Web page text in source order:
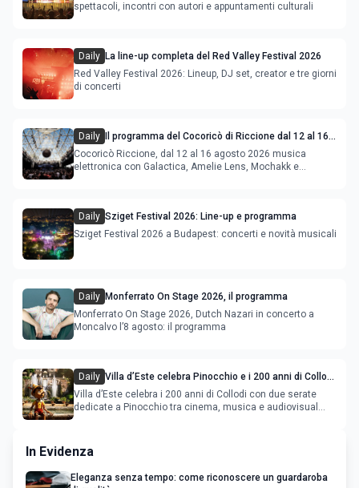
spettacoli, incontri con autori e appuntamenti culturali
Daily La line-up completa del Red Valley Festival 2026
Red Valley Festival 2026: Lineup, DJ set, creator e tre giorni
di concerti
Daily
Il programma del Cocoricò di Riccione dal 12 al 16
agosto 2026
Cocoricò Riccione, dal 12 al 16 agosto 2026 musica
elettronica con Galactica, Amelie Lens, Mochakk e
Daily Sziget Festival 2026: Line-up e programma
Sziget Festival 2026 a Budapest: concerti e novità musicali
Daily Monferrato On Stage 2026, il programma
Monferrato On Stage 2026, Dutch Nazari in concerto a
Moncalvo l’8 agosto: il programma
Daily Villa d’Este celebra Pinocchio e i 200 anni di Collodi
con cinema, musica e audiovisual mapping
Villa d’Este celebra i 200 anni di Collodi con due serate
dedicate a Pinocchio tra cinema, musica e audiovisual
In Evidenza
Eleganza senza tempo: come riconoscere un guardaroba